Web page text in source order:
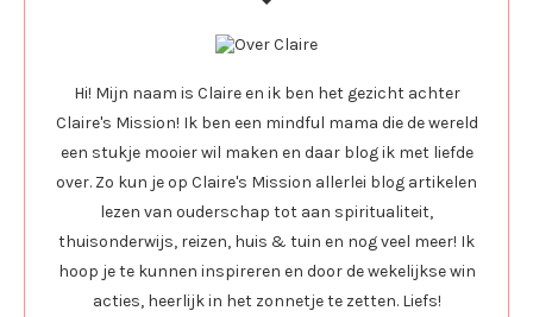
Hi! Mijn naam is Claire en ik ben het gezicht achter
Claire's Mission! Ik ben een mindful mama die de wereld
een stukje mooier wil maken en daar blog ik met liefde
over. Zo kun je op Claire's Mission allerlei blog artikelen
lezen van ouderschap tot aan spiritualiteit,
thuisonderwijs, reizen, huis & tuin en nog veel meer! Ik
hoop je te kunnen inspireren en door de wekelijkse win
acties, heerlijk in het zonnetje te zetten. Liefs!